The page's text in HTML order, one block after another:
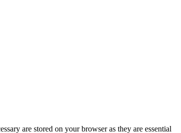
are stored on your browser as they are essential